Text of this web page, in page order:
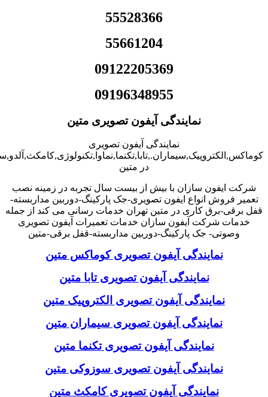
55528366
55661204
09122205369
09196348955
نمایندگی آیفون تصویری متین
نمایندگی آیفون تصویری
در متین
شرکت ایفون سازان با بیش از بیست سال تجربه در زمینه نصب
تعمیر فروش انواع ایفون تصویری-جک پارکینگ-دوربین مداربسته-
قفل برقی-برق کاری در متین تهران خدمات رسانی می کند از جمله
خدمات شرکت آیفون سازان خدمات تعمیرات آیفون تصویری
وصوتی- جک پارکینگ-دوربین مداربسته-قفل برقی-متین
نمایندگی آیفون تصویری کوماکس متین
نمایندگی آیفون تصویری تابا متین
نمایندگی آیفون تصویری الکتروپیک متین
نمایندگی آیفون تصویری سیماران متین
نمایندگی آیفون تصویری تکنما متین
نمایندگی آیفون تصویری سوزوکی متین
نمایندگی آیفون تصویری کامکث متین